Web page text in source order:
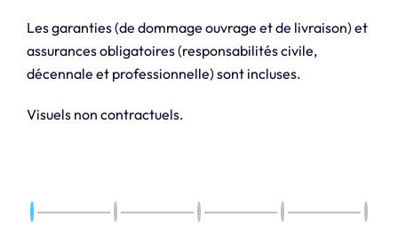
Les garanties (de dommage ouvrage et de livraison) et
assurances obligatoires (responsabilités civile,
décennale et professionnelle) sont incluses.
Visuels non contractuels.